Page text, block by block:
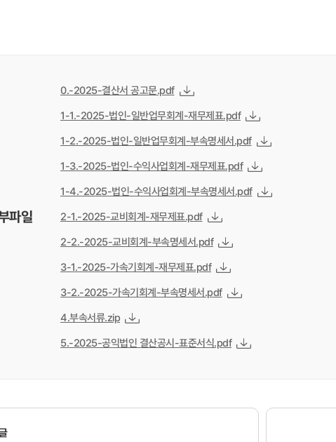
파일
0.-2025-결산서 공고문.pdf
1-1.-2025-법인-일반업무회계-재무제표.pdf
1-2.-2025-법인-일반업무회계-부속명세서.pdf
1-3.-2025-법인-수익사업회계-재무제표.pdf
1-4.-2025-법인-수익사업회계-부속명세서.pdf
2-1.-2025-교비회계-재무제표.pdf
2-2.-2025-교비회계-부속명세서.pdf
3-1.-2025-가속기회계-재무제표.pdf
3-2.-2025-가속기회계-부속명세서.pdf
4.부속서류.zip
5.-2025-공익법인 결산공시-표준서식.pdf